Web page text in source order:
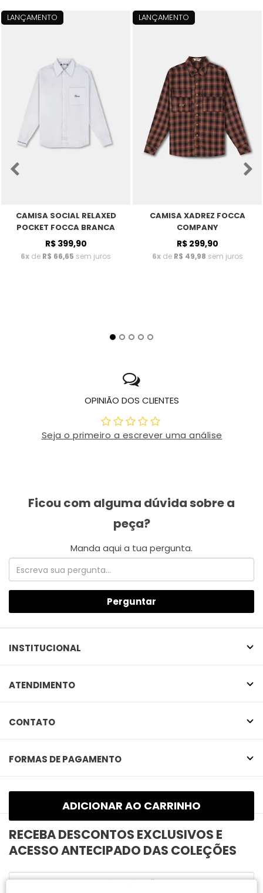
LANÇAMENTO
CAMISA SOCIAL RELAXED
POCKET FOCCA BRANCA
R$ 399,90
6x de R$ 66,65 sem juros
LANÇAMENTO
CAMISA XADREZ FOCCA
COMPANY
R$ 299,90
6xde R$ 49,98 sem juros
OPINIÃO DOS CLIENTES
Seja o primeiro a escrever uma análise
Perguntar
INSTITUCIONAL
ATENDIMENTO
CONTATO
FORMAS DE PAGAMENTO
SELOS